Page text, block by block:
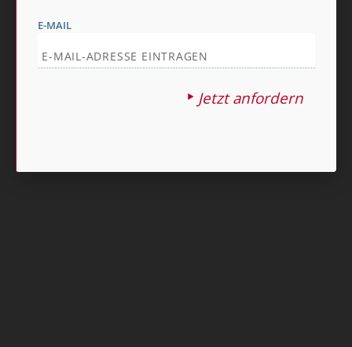
E-MAIL
Jetzt anfordern